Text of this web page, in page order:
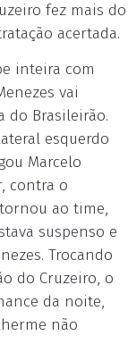
fez mais do
acertada.
inteira com
vai
do Brasileirão.
esquerdo
Marcelo
contra o
ao time,
suspenso e
Trocando
do Cruzeiro, o
da noite,
não